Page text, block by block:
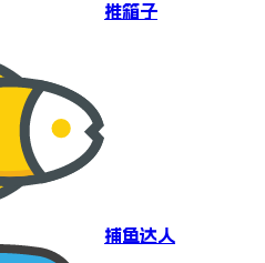
推箱子
捕鱼达人